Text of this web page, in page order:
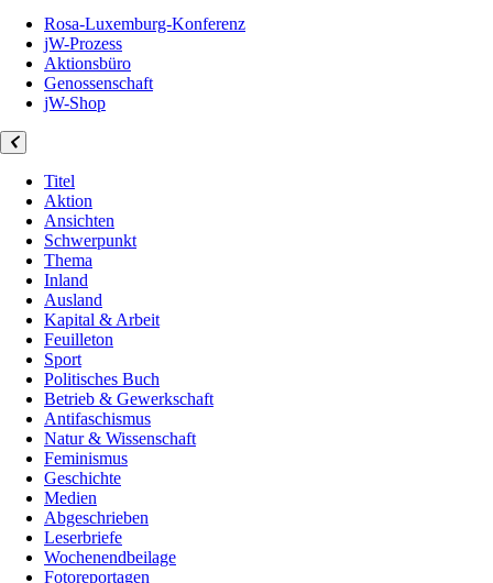
Rosa-Luxemburg-Konferenz
jW-Prozess
Aktionsbüro
Genossenschaft
jW-Shop
Titel
Aktion
Ansichten
Schwerpunkt
Thema
Inland
Ausland
Kapital & Arbeit
Feuilleton
Sport
Politisches Buch
Betrieb & Gewerkschaft
Antifaschismus
Natur & Wissenschaft
Feminismus
Geschichte
Medien
Abgeschrieben
Leserbriefe
Wochenendbeilage
Fotoreportagen